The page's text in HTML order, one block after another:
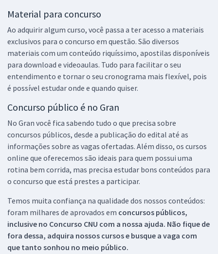
Material para concurso
Ao adquirir algum curso, você passa a ter acesso a materiais
exclusivos para o concurso em questão. São diversos
materiais com um conteúdo riquíssimo, apostilas disponíveis
para download e videoaulas. Tudo para facilitar o seu
entendimento e tornar o seu cronograma mais flexível, pois
é possível estudar onde e quando quiser.
Concurso público é no Gran
No Gran você fica sabendo tudo o que precisa sobre
concursos públicos, desde a publicação do edital até as
informações sobre as vagas ofertadas. Além disso, os cursos
online que oferecemos são ideais para quem possui uma
rotina bem corrida, mas precisa estudar bons conteúdos para
o concurso que está prestes a participar.
Temos muita confiança na qualidade dos nossos conteúdos:
foram milhares de aprovados em concursos públicos,
inclusive no Concurso CNU com a nossa ajuda. Não fique de
fora dessa, adquira nossos cursos e busque a vaga com
que tanto sonhou no meio público.